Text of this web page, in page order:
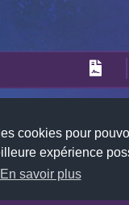
cookies pour
expérience
En savoir plus